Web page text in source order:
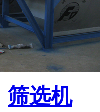
筛选机